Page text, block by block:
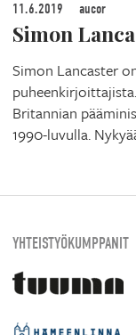
11.6.2019 aucor
Simon
Simon Lancaster
Britannian
1990-luvulla.
YHTEISTYÖKUMPPANIT